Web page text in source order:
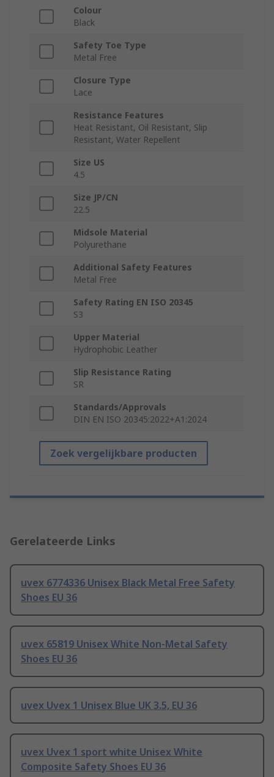
Colour
Black
Safety Toe Type
Metal Free
Closure Type
Lace
Resistance Features
Heat Resistant, Oil Resistant, Slip
Resistant, Water Repellent
Size US
4.5
Size JP/CN
22.5
Midsole Material
Polyurethane
Additional Safety Features
Metal Free
Safety Rating EN ISO 20345
S3
Upper Material
Hydrophobic Leather
Slip Resistance Rating
SR
Standards/Approvals
DIN EN ISO 20345:2022+A1:2024
Zoek vergelijkbare producten
Gerelateerde Links
uvex 6774336 Unisex Black Metal Free Safety
Shoes EU 36
uvex 65819 Unisex White Non-Metal Safety
Shoes EU 36
uvex Uvex 1 Unisex Blue UK 3.5, EU 36
uvex Uvex 1 sport white Unisex White
Composite Safety Shoes EU 36